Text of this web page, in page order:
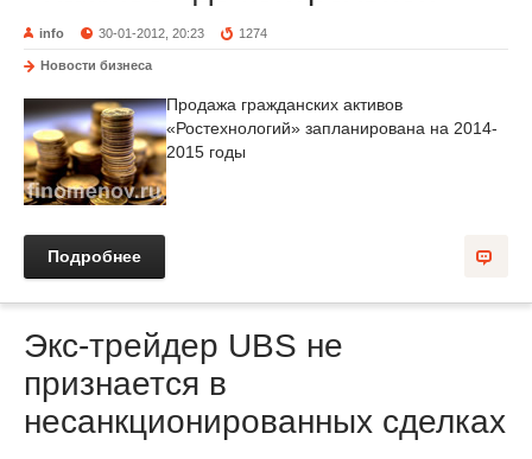
info 30-01-2012, 20:23 1274
Новости бизнеса
Продажа гражданских активов
«Ростехнологий» запланирована на 2014-
2015 годы
Подробнее
Экс-трейдер UBS не
признается в
несанкционированных сделках